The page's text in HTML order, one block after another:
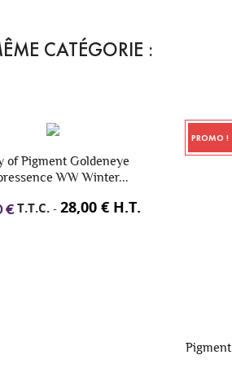
CATÉGORIE :
PROMO !
Pigment Goldeneye Coloressence 6.12